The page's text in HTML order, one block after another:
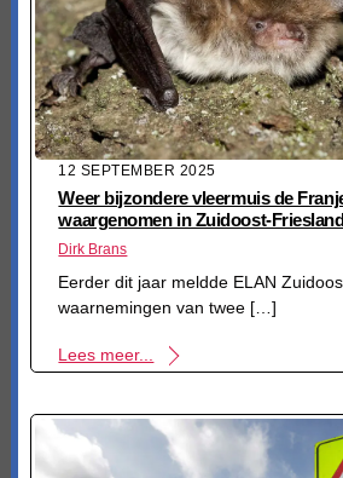
12 SEPTEMBER 2025
Weer bijzondere vleermuis de
waargenomen in Zuidoost-
Dirk Brans
Eerder dit jaar meldde ELAN
waarnemingen van twee […]
Lees meer...